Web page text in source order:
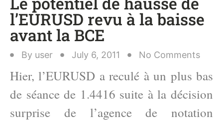
l’EURUSD revu à la baisse
avant la BCE
By user July 6, 2011 No Comments
Hier, l’EURUSD a reculé à un plus bas
de séance de 1.4416 suite à la décision
surprise de l’agence de notation